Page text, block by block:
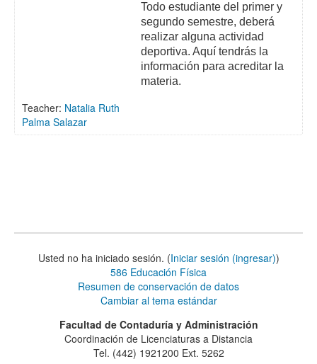
Todo estudiante del primer y
segundo semestre, deberá
realizar alguna actividad
deportiva. Aquí tendrás la
información para acreditar la
materia.
Teacher: Natalia Ruth
Palma Salazar
Usted no ha iniciado sesión. (Iniciar sesión (ingresar))
586 Educación Física
Resumen de conservación de datos
Cambiar al tema estándar
Facultad de Contaduría y Administración
Coordinación de Licenciaturas a Distancia
Tel. (442) 1921200 Ext. 5262